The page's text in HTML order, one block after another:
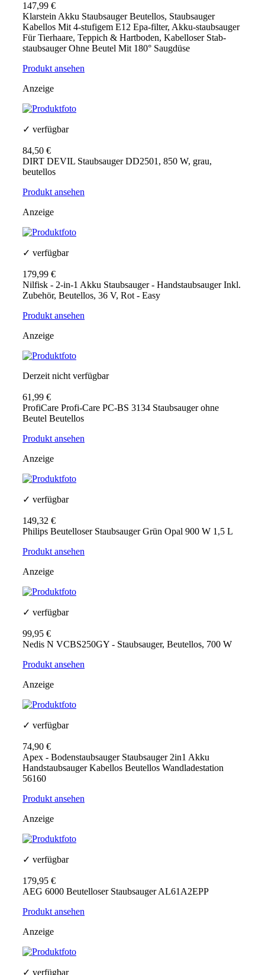
147,99 €
Klarstein Akku Staubsauger Beutellos, Staubsauger
Kabellos Mit 4-stufigem E12 Epa-filter, Akku-staubsauger
Für Tierhaare, Teppich & Hartboden, Kabelloser Stab-
staubsauger Ohne Beutel Mit 180° Saugdüse
Produkt ansehen
Anzeige
✓ verfügbar
84,50 €
DIRT DEVIL Staubsauger DD2501, 850 W, grau,
beutellos
Produkt ansehen
Anzeige
✓ verfügbar
179,99 €
Nilfisk - 2-in-1 Akku Staubsauger - Handstaubsauger Inkl.
Zubehör, Beutellos, 36 V, Rot - Easy
Produkt ansehen
Anzeige
Derzeit nicht verfügbar
61,99 €
ProfiCare Profi-Care PC-BS 3134 Staubsauger ohne
Beutel Beutellos
Produkt ansehen
Anzeige
✓ verfügbar
149,32 €
Philips Beutelloser Staubsauger Grün Opal 900 W 1,5 L
Produkt ansehen
Anzeige
✓ verfügbar
99,95 €
Nedis N VCBS250GY - Staubsauger, Beutellos, 700 W
Produkt ansehen
Anzeige
✓ verfügbar
74,90 €
Apex - Bodenstaubsauger Staubsauger 2in1 Akku
Handstaubsauger Kabellos Beutellos Wandladestation
56160
Produkt ansehen
Anzeige
✓ verfügbar
179,95 €
AEG 6000 Beutelloser Staubsauger AL61A2EPP
Produkt ansehen
Anzeige
✓ verfügbar